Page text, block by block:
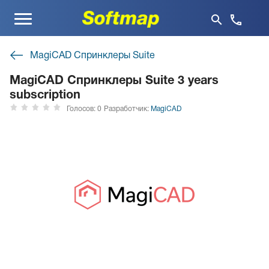
Меню
MagiCAD Спринклеры Suite
MagiCAD Спринклеры Suite 3 years
subscription
Голосов: 0 Разработчик: MagiCAD